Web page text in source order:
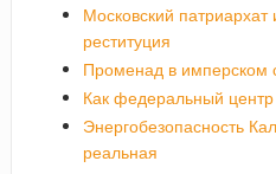
Московский патриархат
реституция
Променад в имперском
Как федеральный центр
Энергобезопасность
реальная